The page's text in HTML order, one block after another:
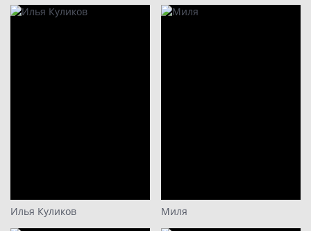
Илья Куликов Миля